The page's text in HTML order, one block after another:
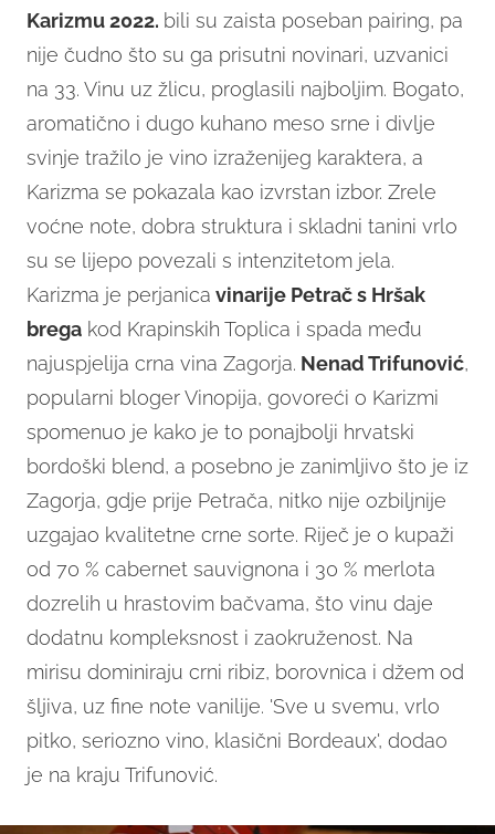
Karizmu 2022. bili su zaista poseban pairing, pa
nije čudno što su ga prisutni novinari, uzvanici
na 33. Vinu uz žlicu, proglasili najboljim. Bogato,
aromatično i dugo kuhano meso srne i divlje
svinje tražilo je vino izraženijeg karaktera, a
Karizma se pokazala kao izvrstan izbor. Zrele
voćne note, dobra struktura i skladni tanini vrlo
su se lijepo povezali s intenzitetom jela.
Karizma je perjanica vinarije Petrač s Hršak
brega kod Krapinskih Toplica i spada među
najuspjelija crna vina Zagorja. Nenad Trifunović,
popularni bloger Vinopija, govoreći o Karizmi
spomenuo je kako je to ponajbolji hrvatski
bordoški blend, a posebno je zanimljivo što je iz
Zagorja, gdje prije Petrača, nitko nije ozbiljnije
uzgajao kvalitetne crne sorte. Riječ je o kupaži
od 70 % cabernet sauvignona i 30 % merlota
dozrelih u hrastovim bačvama, što vinu daje
dodatnu kompleksnost i zaokruženost. Na
mirisu dominiraju crni ribiz, borovnica i džem od
šljiva, uz fine note vanilije. 'Sve u svemu, vrlo
pitko, seriozno vino, klasični Bordeaux', dodao
je na kraju Trifunović.